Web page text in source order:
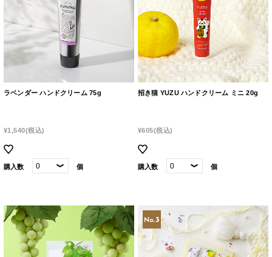
ラベンダー ハンドクリーム 75g
¥1,540(税込)
購入数 個
招き猫 YUZU ハンドクリーム ミニ 20g
¥605(税込)
購入数 個